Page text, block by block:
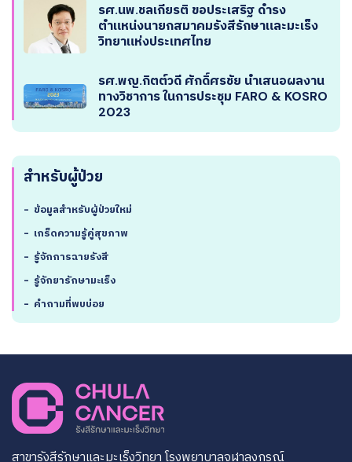
รศ.นพ.ชลเกียรติ ขอประเสริฐ ดำรง
ตำแหน่งนายกสมาคมรังสีรักษาและมะเร็ง
วิทยาแห่งประเทศไทย
รศ.พญ.กิตต์วดี ศักดิ์ศรชัย นำเสนอผลงาน
ทางวิชาการ ในการประชุม FARO & KOSRO
2023
สำหรับผู้ป่วย
- ข้อมูลสำหรับผู้ป่วยใหม่
- เกร็ดความรู้คู่สุขภาพ
- รู้จักการฉายรังสี
- รู้จักยารักษามะเร็ง
- คำถามที่พบบ่อย
สาขารังสีรักษาและมะเร็งวิทยา โรงพยาบาลจุฬาลงกรณ์